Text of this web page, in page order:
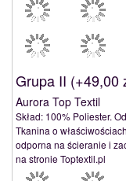
Grupa II (+49,00
Aurora Top Textil
Skład: 100% Poliester.
Tkanina o
odporna na ścieranie i
na stronie Toptextil.pl